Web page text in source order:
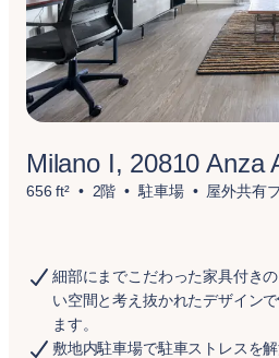
Milano I, 20810 Anza
656 ft² 2階 駐車場 屋外共有
細部にまでこだわった家具付き
い空間と考え抜かれたデザイン
ます。
敷地内駐車場で駐車ストレスを解